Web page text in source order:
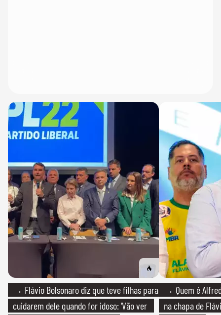
→ Flávio Bolsonaro diz que teve filhas para
cuidarem dele quando for idoso: 'Vão ver
→ Quem é
na chapa de